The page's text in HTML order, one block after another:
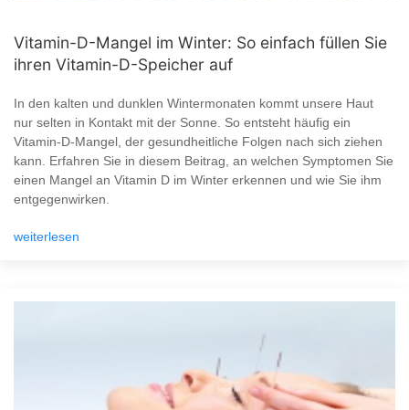
Vitamin-D-Mangel im Winter: So einfach füllen Sie
ihren Vitamin-D-Speicher auf
In den kalten und dunklen Wintermonaten kommt unsere Haut
nur selten in Kontakt mit der Sonne. So entsteht häufig ein
Vitamin-D-Mangel, der gesundheitliche Folgen nach sich ziehen
kann. Erfahren Sie in diesem Beitrag, an welchen Symptomen Sie
einen Mangel an Vitamin D im Winter erkennen und wie Sie ihm
entgegenwirken.
weiterlesen